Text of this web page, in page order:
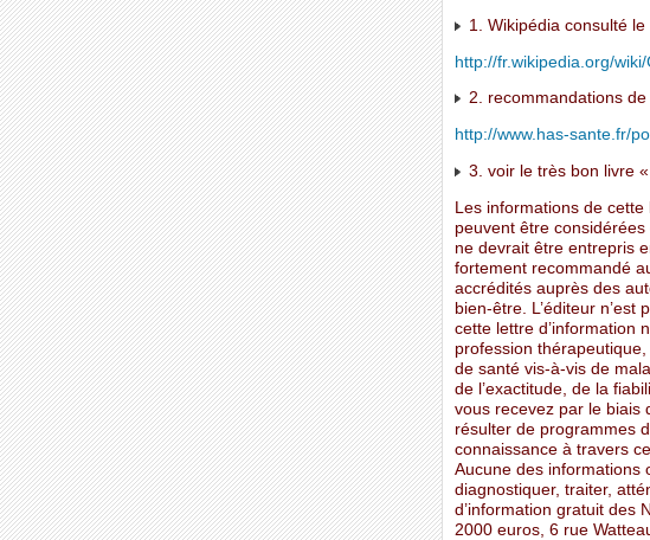
1. Wikipédia consulté le
http://fr.wikipedia.org/wiki/
2. recommandations
http://www.has-sante.fr/
3. voir le très bon livre
Les informations de
peuvent être
ne devrait être entrepris
fortement recommandé
accrédités auprès des
bien-être. L’éditeur
cette lettre d’information
profession
de santé vis-à-vis de
de l’exactitude, de la
vous recevez par le biais
résulter de programmes
connaissance à travers
Aucune des informations
diagnostiquer, traiter,
d’information gratuit des
2000 euros, 6 rue